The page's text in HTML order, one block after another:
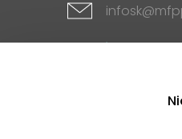
Sociálne siete